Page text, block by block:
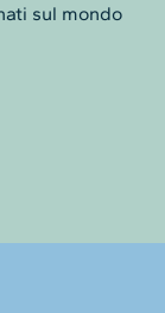
sul mondo